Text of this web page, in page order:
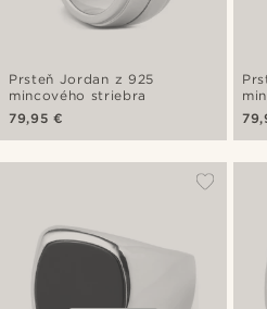
Prsteň Jordan z 925
mincového striebra
79,95 €